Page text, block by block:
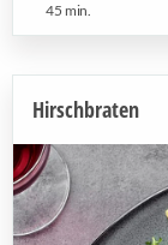
45 min.
Hirschbraten